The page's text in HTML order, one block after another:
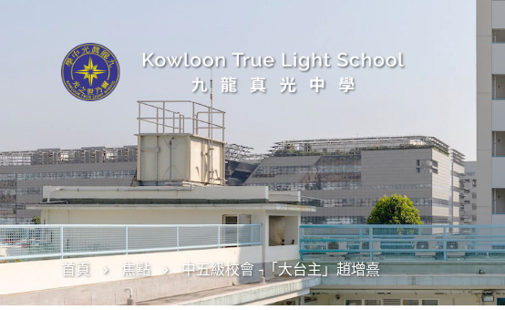
首頁 焦點 中五級校會 -「大台主」趙增熹